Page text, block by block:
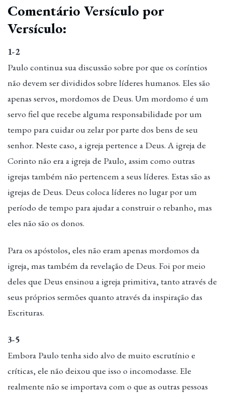
Comentário Versículo por
Versículo:
1-2
Paulo continua sua discussão sobre por que os coríntios
não devem ser divididos sobre líderes humanos. Eles são
apenas servos, mordomos de Deus. Um mordomo é um
servo fiel que recebe alguma responsabilidade por um
tempo para cuidar ou zelar por parte dos bens de seu
senhor. Neste caso, a igreja pertence a Deus. A igreja de
Corinto não era a igreja de Paulo, assim como outras
igrejas também não pertencem a seus líderes. Estas são as
igrejas de Deus. Deus coloca líderes no lugar por um
período de tempo para ajudar a construir o rebanho, mas
eles não são os donos.
Para os apóstolos, eles não eram apenas mordomos da
igreja, mas também da revelação de Deus. Foi por meio
deles que Deus ensinou a igreja primitiva, tanto através de
seus próprios sermões quanto através da inspiração das
Escrituras.
3-5
Embora Paulo tenha sido alvo de muito escrutínio e
críticas, ele não deixou que isso o incomodasse. Ele
realmente não se importava com o que as outras pessoas